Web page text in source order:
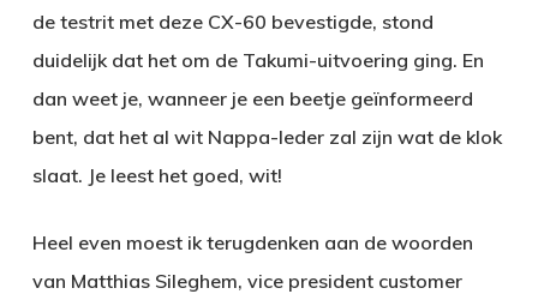
de testrit met deze CX-60 bevestigde, stond
duidelijk dat het om de Takumi-uitvoering ging. En
dan weet je, wanneer je een beetje geïnformeerd
bent, dat het al wit Nappa-leder zal zijn wat de klok
slaat. Je leest het goed, wit!
Heel even moest ik terugdenken aan de woorden
van Matthias Sileghem, vice president customer